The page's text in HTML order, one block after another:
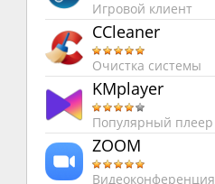
Игровой клиент
CCleaner
Очистка системы
KMplayer
Популярный плеер
ZOOM
Видеоконференция